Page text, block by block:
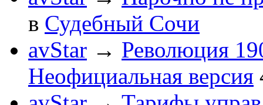
в Судебный Сочи
avStar → Революция
Неофициальная версия